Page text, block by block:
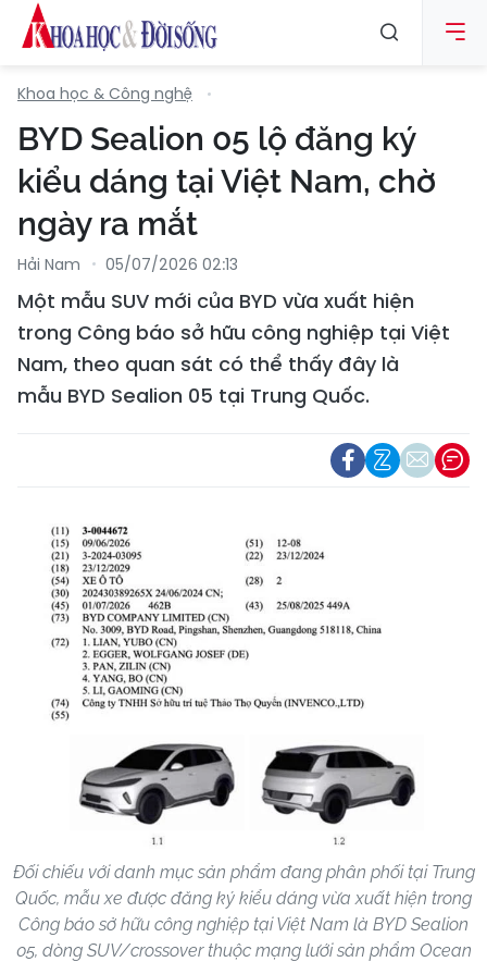
Khoa học & Công nghệ
BYD Sealion 05 lộ đăng ký
kiểu dáng tại Việt Nam, chờ
ngày ra mắt
Hải Nam 05/07/2026 02:13
Một mẫu SUV mới của BYD vừa xuất hiện
trong Công báo sở hữu công nghiệp tại Việt
Nam, theo quan sát có thể thấy đây là
mẫu BYD Sealion 05 tại Trung Quốc.
Đối chiếu với danh mục sản phẩm đang phân phối tại Trung
Quốc, mẫu xe được đăng ký kiểu dáng vừa xuất hiện trong
Công báo sở hữu công nghiệp tại Việt Nam là BYD Sealion
05, dòng SUV/crossover thuộc mạng lưới sản phẩm Ocean